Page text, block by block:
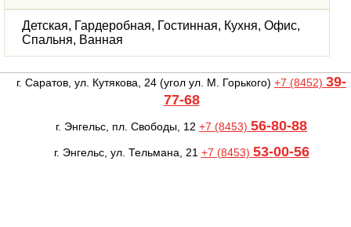
Детская, Гардеробная, Гостинная, Кухня, Офис,
Спальня, Ванная
г. Саратов, ул. Кутякова, 24 (угол ул. М. Горького) +7 (8452) 39-
77-68
г. Энгельс, пл. Свободы, 12 +7 (8453) 56-80-88
г. Энгельс, ул. Тельмана, 21 +7 (8453) 53-00-56